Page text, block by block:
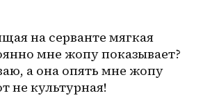
на серванте мягкая
мне жопу показывает?
а она опять мне жопу
не культурная!